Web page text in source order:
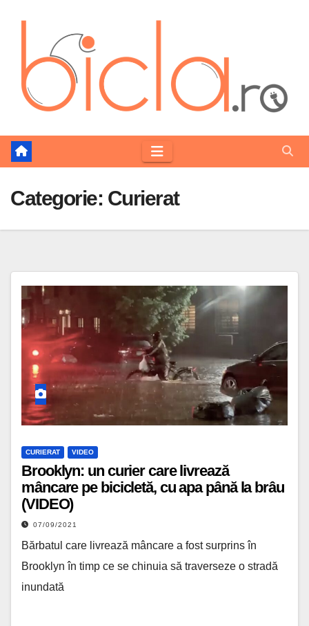
Categorie: Curierat
CURIERAT VIDEO
Brooklyn: un curier care livrează
mâncare pe bicicletă, cu apa până la brâu
(VIDEO)
07/09/2021
Bărbatul care livrează mâncare a fost surprins în
Brooklyn în timp ce se chinuia să traverseze o stradă
inundată